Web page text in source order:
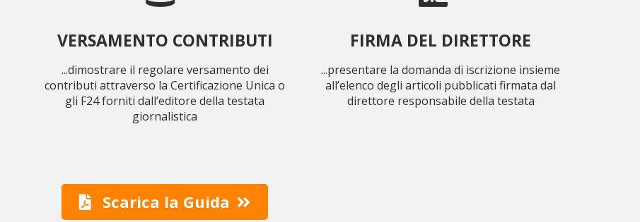
VERSAMENTO CONTRIBUTI
...dimostrare il regolare versamento dei
contributi attraverso la Certificazione Unica o
gli F24 forniti dall’editore della testata
giornalistica
FIRMA DEL DIRETTORE
...presentare la domanda di iscrizione insieme
all’elenco degli articoli pubblicati firmata dal
direttore responsabile della testata
Scarica la Guida